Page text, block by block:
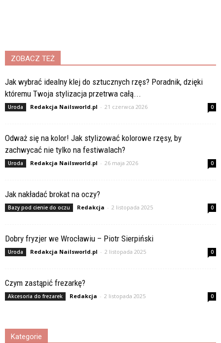
ZOBACZ TEŻ
Jak wybrać idealny klej do sztucznych rzęs? Poradnik, dzięki
któremu Twoja stylizacja przetrwa całą...
Uroda Redakcja Nailsworld.pl - 21 czerwca 2026 0
Odważ się na kolor! Jak stylizować kolorowe rzęsy, by
zachwycać nie tylko na festiwalach?
Uroda Redakcja Nailsworld.pl - 26 maja 2026 0
Jak nakładać brokat na oczy?
Bazy pod cienie do oczu Redakcja - 2 listopada 2025 0
Dobry fryzjer we Wrocławiu – Piotr Sierpiński
Uroda Redakcja Nailsworld.pl - 2 listopada 2025 0
Czym zastąpić frezarkę?
Akcesoria do frezarek Redakcja - 2 listopada 2025 0
Kategorie